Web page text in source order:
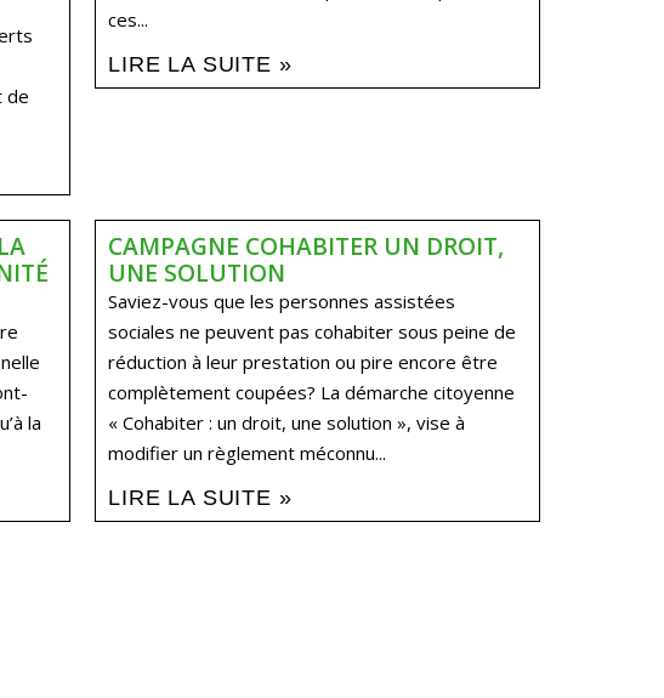
de
ces...
LIRE LA SUITE »
la
CAMPAGNE COHABITER UN DROIT,
UNE SOLUTION
Saviez-vous que les personnes assistées
sociales ne peuvent pas cohabiter sous peine de
réduction à leur prestation ou pire encore être
complètement coupées? La démarche citoyenne
« Cohabiter : un droit, une solution », vise à
modifier un règlement méconnu...
LIRE LA SUITE »